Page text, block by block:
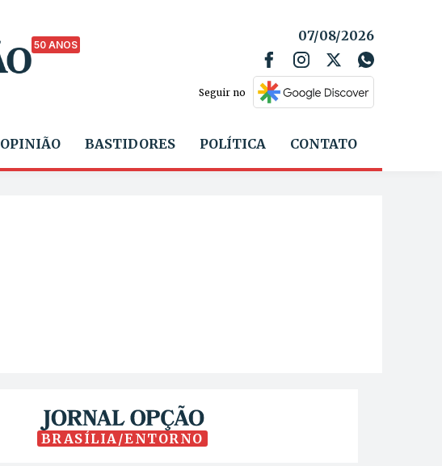
50 ANOS
07/08/2026
Seguir no
OPINIÃO BASTIDORES POLÍTICA CONTATO
BRASÍLIA/ENTORNO